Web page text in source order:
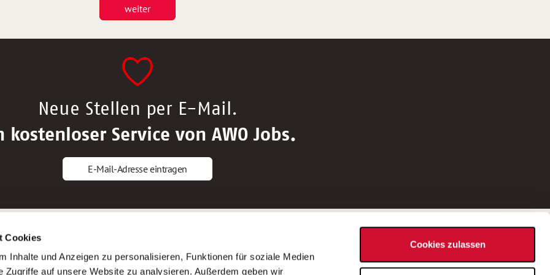
Cookies
Inhalte und Anzeigen zu personalisieren, Funktionen für soziale Medien
Zugriffe auf unsere Website zu analysieren. Außerdem geben wir
Cookies zulassen
weiter
Neue Stellen per E-Mail.
kostenloser Service von AWO Jobs.
E-Mail-Adresse eintragen
Altenpfleger*in
Krankenpfleger*in
AWO Gliederungen nach Bundesland
Stellenangebote nach Bundesländern